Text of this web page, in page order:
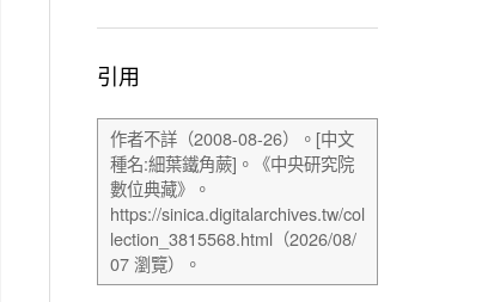
引用